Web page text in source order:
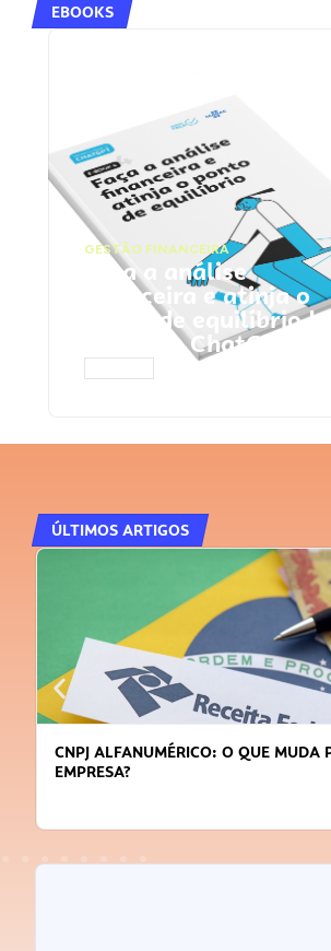
EBOOKS
GESTÃO FINANCEIRA
Faça a análise
financeira e atinja o
ponto de equilíbrio |
Prompts ChatGPT
ÚLTIMOS ARTIGOS
DICAS PARA OBTER CRÉDITO